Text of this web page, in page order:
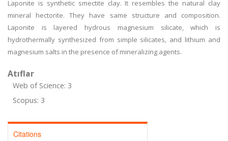
Laponite is synthetic smectite clay. It resembles the natural clay
mineral hectorite. They have same structure and composition.
Laponite is layered hydrous magnesium silicate, which is
hydrothermally synthesized from simple silicates, and lithium and
magnesium salts in the presence of mineralizing agents.
Atıflar
Web of Science: 3
Scopus: 3
Citations